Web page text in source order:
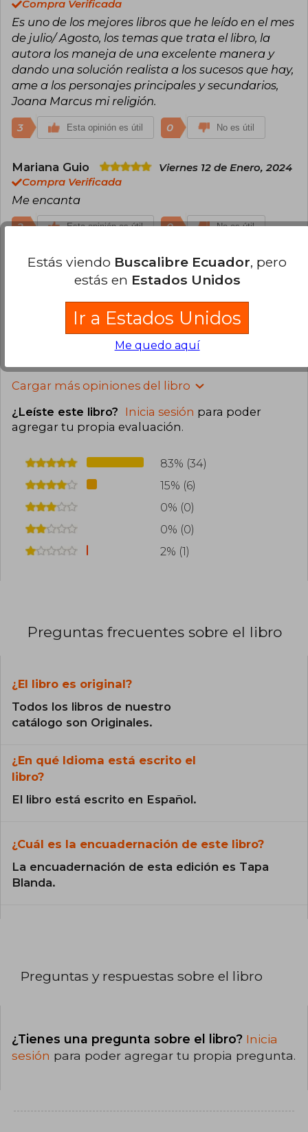
Compra Verificada
Es uno de los mejores libros que he leído en el mes
de julio/ Agosto, los temas que trata el libro, la
autora los maneja de una excelente manera y
dando una solución realista a los sucesos que hay,
ame a los personajes principales y secundarios,
Joana Marcus mi religión.
3 Esta opinión es útil 0 No es útil
Mariana Guio
Viernes 12 de Enero, 2024
Compra Verificada
Me encanta
2 Esta opinión es útil 0 No es útil
Maria Laura Charris
Jueves 01 de Junio,
Me encantó
Esta opinión es útil
Cargar más opiniones del libro
¿Leíste este libro? Inicia sesión para poder
agregar tu propia evaluación.
83% (34)
15% (6)
0% (0)
0% (0)
2% (1)
Preguntas frecuentes sobre el libro
¿El libro es original?
Todos los libros de nuestro
catálogo son Originales.
¿En qué Idioma está escrito el
libro?
El libro está escrito en Español.
¿Cuál es la encuadernación de este libro?
La encuadernación de esta edición es Tapa
Blanda.
Preguntas y respuestas sobre el libro
¿Tienes una pregunta sobre el libro? Inicia
sesión para poder agregar tu propia pregunta.
Estás viendo Buscalibre Ecuador, pero
estás en Estados Unidos
Ir a Estados Unidos
Me quedo aquí